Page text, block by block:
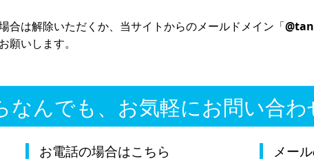
合は解除いただくか、当サイトからのメールドメイン「
願いします。
なんでも、お気軽にお問い合
お電話の場合はこちら メー